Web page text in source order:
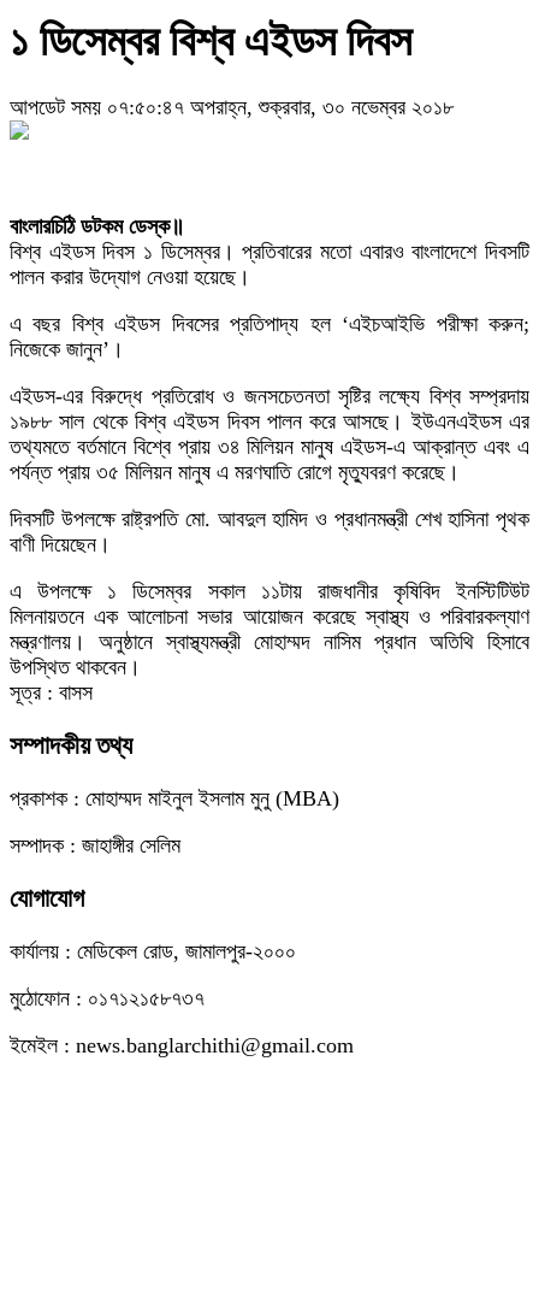
১ ডিসেম্বর বিশ্ব এইডস দিবস
আপডেট সময় ০৭:৫০:৪৭ অপরাহ্ন, শুক্রবার, ৩০ নভেম্বর ২০১৮
বাংলারচিঠি ডটকম ডেস্ক॥
বিশ্ব এইডস দিবস ১ ডিসেম্বর। প্রতিবারের মতো এবারও বাংলাদেশে দিবসটি
পালন করার উদ্যোগ নেওয়া হয়েছে।
এ বছর বিশ্ব এইডস দিবসের প্রতিপাদ্য হল ‘এইচআইভি পরীক্ষা করুন;
নিজেকে জানুন’।
এইডস-এর বিরুদ্ধে প্রতিরোধ ও জনসচেতনতা সৃষ্টির লক্ষ্যে বিশ্ব সম্প্রদায়
১৯৮৮ সাল থেকে বিশ্ব এইডস দিবস পালন করে আসছে। ইউএনএইডস এর
তথ্যমতে বর্তমানে বিশ্বে প্রায় ৩৪ মিলিয়ন মানুষ এইডস-এ আক্রান্ত এবং এ
পর্যন্ত প্রায় ৩৫ মিলিয়ন মানুষ এ মরণঘাতি রোগে মৃত্যুবরণ করেছে।
দিবসটি উপলক্ষে রাষ্ট্রপতি মো. আবদুল হামিদ ও প্রধানমন্ত্রী শেখ হাসিনা পৃথক
বাণী দিয়েছেন।
এ উপলক্ষে ১ ডিসেম্বর সকাল ১১টায় রাজধানীর কৃষিবিদ ইনস্টিটিউট
মিলনায়তনে এক আলোচনা সভার আয়োজন করেছে স্বাস্থ্য ও পরিবারকল্যাণ
মন্ত্রণালয়। অনুষ্ঠানে স্বাস্থ্যমন্ত্রী মোহাম্মদ নাসিম প্রধান অতিথি হিসাবে
উপস্থিত থাকবেন।
সূত্র : বাসস
সম্পাদকীয় তথ্য
প্রকাশক : মোহাম্মদ মাইনুল ইসলাম মুনু (MBA)
সম্পাদক : জাহাঙ্গীর সেলিম
যোগাযোগ
কার্যালয় : মেডিকেল রোড, জামালপুর-২০০০
মুঠোফোন : ০১৭১২১৫৮৭৩৭
ইমেইল : news.banglarchithi@gmail.com